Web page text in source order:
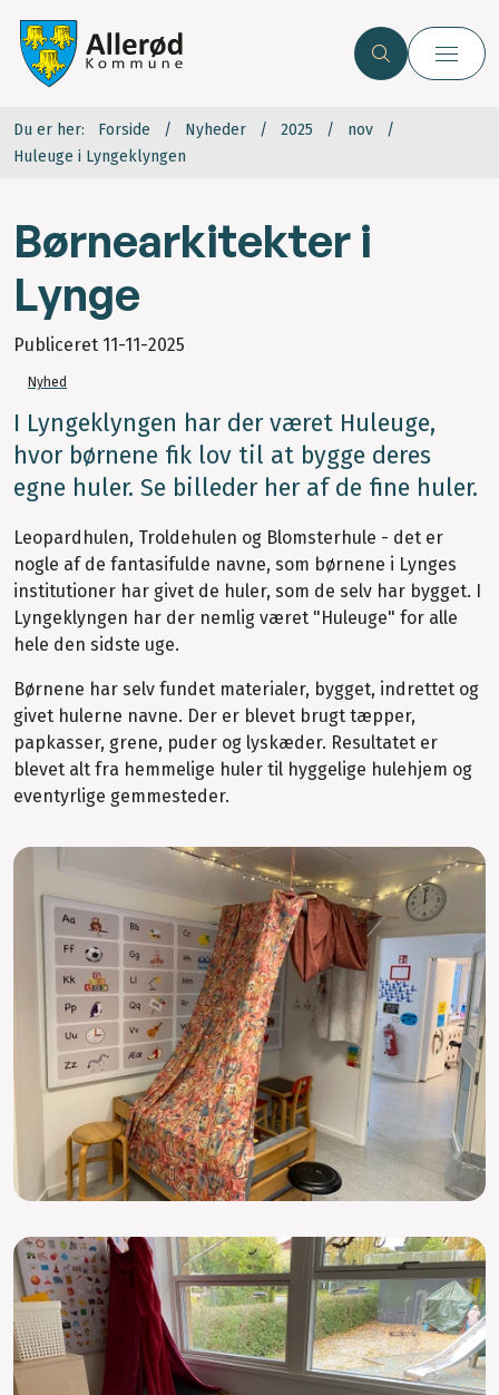
Du er her: Forside Nyheder 2025
nov
Huleuge i Lyngeklyngen
Børnearkitekter i
Lynge
Publiceret 11-11-2025
Nyhed
I Lyngeklyngen har der været Huleuge,
hvor børnene fik lov til at bygge deres
egne huler. Se billeder her af de fine huler.
Leopardhulen, Troldehulen og Blomsterhule - det er
nogle af de fantasifulde navne, som børnene i Lynges
institutioner har givet de huler, som de selv har bygget. I
Lyngeklyngen har der nemlig været "Huleuge" for alle
hele den sidste uge.
Børnene har selv fundet materialer, bygget, indrettet og
givet hulerne navne. Der er blevet brugt tæpper,
papkasser, grene, puder og lyskæder. Resultatet er
blevet alt fra hemmelige huler til hyggelige hulehjem og
eventyrlige gemmesteder.